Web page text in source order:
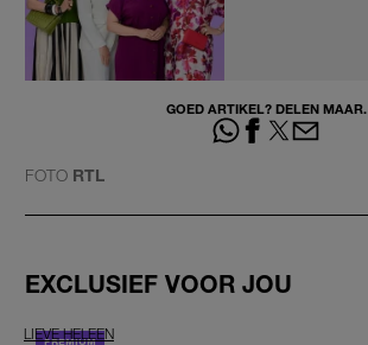
GOED ARTIKEL? DELEN MAAR.
FOTO RTL
EXCLUSIEF VOOR JOU
LIEVE HELEEN